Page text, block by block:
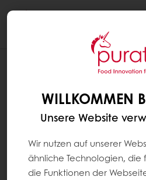
WILLKOMMEN
Unsere Website
Wir nutzen auf unserer
ähnliche Technologien, die
die Funktionen der